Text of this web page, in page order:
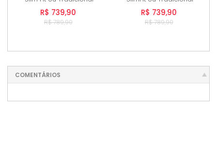
R$ 739,90
R$ 789,90
R$ 739,90
R$ 789,90
COMENTÁRIOS